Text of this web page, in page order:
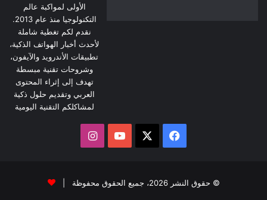
الأولى لمواكبة عالم
التكنولوجيا منذ عام 2013.
نقدم لكم تغطية شاملة
لأحدث أخبار الهواتف الذكية،
تطبيقات الأندرويد والآيفون،
وشروحات تقنية مبسطة
تهدف إلى إثراء المحتوى
العربي وتقديم حلول ذكية
لمشاكلكم التقنية اليومية
فيسبوك ‫YouTubeانستقرام
© حقوق النشر 2026، جميع الحقوق محفوظة |